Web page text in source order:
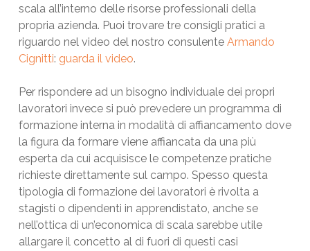
scala all’interno delle risorse professionali della
propria azienda. Puoi trovare tre consigli pratici a
riguardo nel video del nostro consulente Armando
Cignitti: guarda il video.
Per rispondere ad un bisogno individuale dei propri
lavoratori invece si può prevedere un programma di
formazione interna in modalità di affiancamento dove
la figura da formare viene affiancata da una più
esperta da cui acquisisce le competenze pratiche
richieste direttamente sul campo. Spesso questa
tipologia di formazione dei lavoratori è rivolta a
stagisti o dipendenti in apprendistato, anche se
nell’ottica di un’economica di scala sarebbe utile
allargare il concetto al di fuori di questi casi